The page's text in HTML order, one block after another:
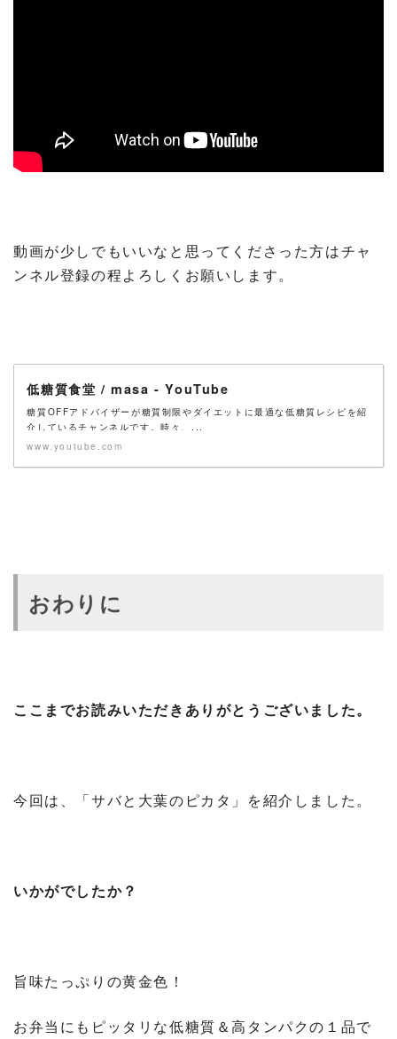
動画が少しでもいいなと思ってくださった方はチャ
ンネル登録の程よろしくお願いします。
低糖質食堂 / masa - YouTube
糖質OFFアドバイザーが糖質制限やダイエットに最適な低糖質レシピを紹
介しているチャンネルです。時々、...
www.youtube.com
おわりに
ここまでお読みいただきありがとうございました。
今回は、「サバと大葉のピカタ」を紹介しました。
いかがでしたか？
旨味たっぷりの黄金色！
お弁当にもピッタリな低糖質＆高タンパクの１品で